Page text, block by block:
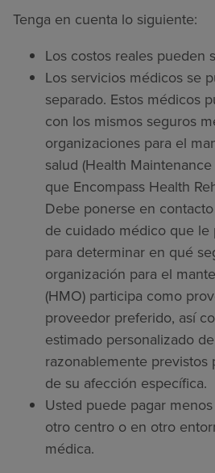
Tenga en cuenta lo siguiente:
Los costos reales pueden
Los servicios médicos se
separado. Estos médicos
con los mismos seguros
organizaciones para el
salud (Health
que Encompass Health
Debe ponerse en
de cuidado médico que le
para determinar en qué
organización para el
(HMO) participa como
proveedor preferido, así
estimado personalizado
razonablemente previstos
de su afección específica.
Usted puede pagar
otro centro o en otro
médica.